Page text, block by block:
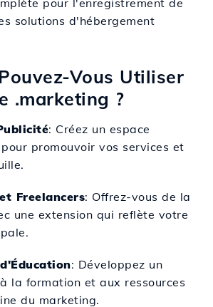
pour l'enregistrement de
solutions d'hébergement
Vous Utiliser
.marketing ?
: Créez un espace
promouvoir vos services et
Freelancers: Offrez-vous de la
une extension qui reflète votre
: Développez un
la formation et aux ressources
du marketing.